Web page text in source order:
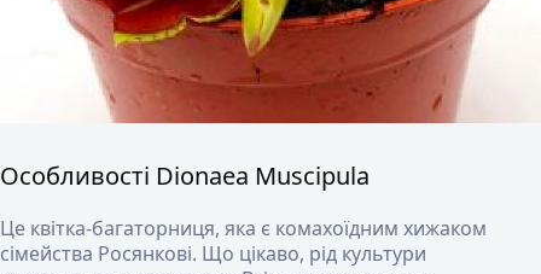
Особливості Dionaea Muscipula
Це квітка-багаторниця, яка є комахоїдним хижаком
сімейства Росянкові. Що цікаво, рід культури